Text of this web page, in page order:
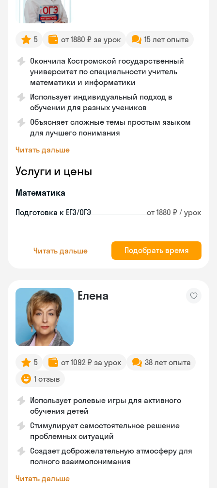
5 от 1880 ₽ за урок 15 лет опыта
Окончила Костромской государственный
университет по специальности учитель
математики и информатики
Использует индивидуальный подход в
обучении для разных учеников
Объясняет сложные темы простым языком
для лучшего понимания
Читать дальше
Услуги и цены
Математика
Подготовка к ЕГЭ/ОГЭ от 1880 ₽ / урок
Читать дальше Подобрать время
Елена
5 от 1092 ₽ за урок
38 лет опыта
1 отзыв
Использует ролевые игры для активного
обучения детей
Стимулирует самостоятельное решение
проблемных ситуаций
Создает доброжелательную атмосферу для
полного взаимопонимания
Читать дальше